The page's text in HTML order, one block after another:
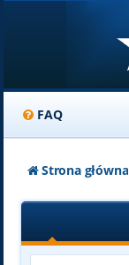
FAQ
Strona główna